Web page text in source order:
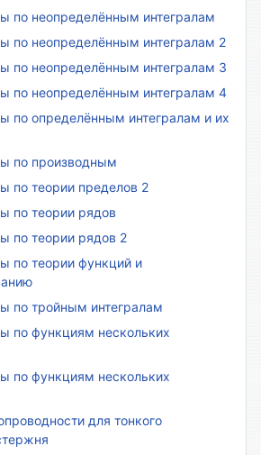
по неопределённым интегралам
по неопределённым интегралам 2
по неопределённым интегралам 3
по неопределённым интегралам 4
по определённым интегралам и их
по производным
по теории пределов 2
по теории рядов
по теории рядов 2
по теории функций и
по тройным интегралам
по функциям нескольких
по функциям нескольких
для тонкого